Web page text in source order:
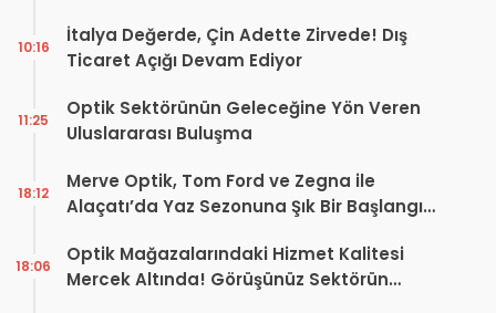
İtalya Değerde, Çin Adette Zirvede! Dış
Ticaret Açığı Devam Ediyor
10:16
Optik Sektörünün Geleceğine Yön Veren
Uluslararası Buluşma
11:25
Merve Optik, Tom Ford ve Zegna ile
Alaçatı’da Yaz Sezonuna Şık Bir Başlangıç ​​
18:12
Optik Mağazalarındaki Hizmet Kalitesi
Mercek Altında! Görüşünüz Sektörün
18:06